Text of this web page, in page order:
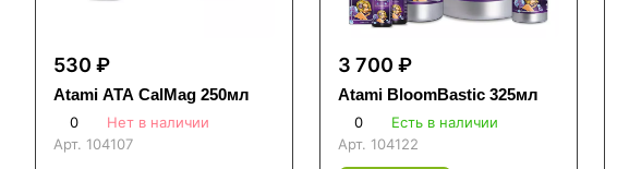
530 ₽
Atami ATA CalMag 250мл
0
Нет в наличии
Арт. 104107
3 700 ₽
Atami BloomBastic 325мл
0
Есть в наличии
Арт. 104122